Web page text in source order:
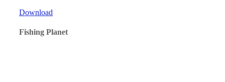
Download
Fishing Planet